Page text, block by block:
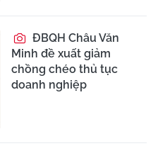
ĐBQH Châu Văn
Minh đề xuất giảm
chồng chéo thủ tục
doanh nghiệp